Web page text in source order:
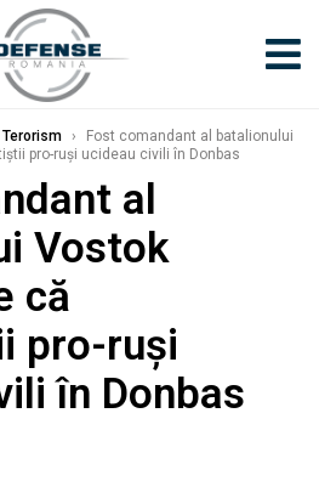
Terorism ›
Fost comandant al batalionului
pro-ruşi ucideau civili în Donbas
al
Vostok
că
pro-ruşi
în Donbas